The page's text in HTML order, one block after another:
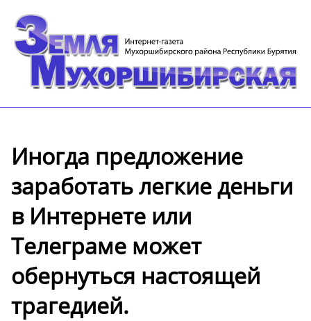
️Иногда предложение
заработать легкие деньги
в Интернете или
Телеграме может
обернуться настоящей
трагедией.